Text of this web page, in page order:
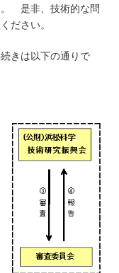
。 是非、技術的な問
ださい。
きは以下の通りで